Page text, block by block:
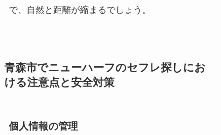
で、自然と距離が縮まるでしょう。
青森市でニューハーフのセフレ探しにお
ける注意点と安全対策
個人情報の管理